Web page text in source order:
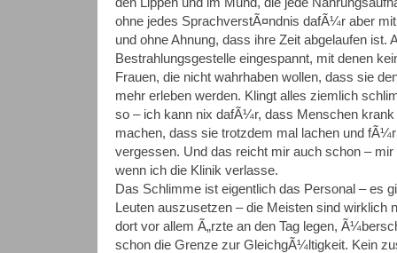
ohne jedes SprachverstÃ¤ndnis dafÃ¼r aber
und ohne Ahnung, dass ihre Zeit abgelaufen ist.
Bestrahlungsgestelle eingespannt, mit denen
Frauen, die nicht wahrhaben wollen, dass sie
mehr erleben werden. Klingt alles ziemlich
so – ich kann nix dafÃ¼r, dass Menschen
machen, dass sie trotzdem mal lachen und
vergessen. Und das reicht mir auch schon –
wenn ich die Klinik verlasse.
Das Schlimme ist eigentlich das Personal – es
Leuten auszusetzen – die Meisten sind wirklich
dort vor allem Ã„rzte an den Tag legen,
schon die Grenze zur GleichgÃ¼ltigkeit. Kein